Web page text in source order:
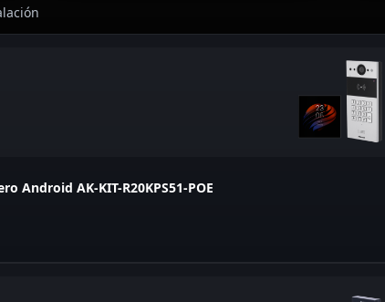
Android AK-KIT-R20KPS51-POE